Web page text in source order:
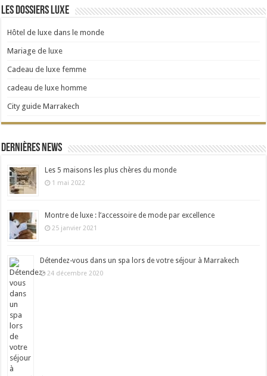
Les dossiers Luxe
Hôtel de luxe dans le monde
Mariage de luxe
Cadeau de luxe femme
cadeau de luxe homme
City guide Marrakech
Dernières news
Les 5 maisons les plus chères du monde
1 mai 2022
Montre de luxe : l’accessoire de mode par excellence
25 janvier 2021
Détendez-vous dans un spa lors de votre séjour à Marrakech
24 décembre 2020